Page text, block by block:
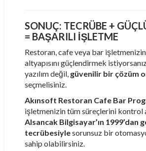
SONUÇ: TECRÜBE +
= BAŞARILI İŞLETME
Restoran, cafe veya bar
altyapısını güçlendirmek
yazılım değil, güvenilir bir çözüm
seçmelisiniz.
Akınsoft Restoran Cafe Bar
işletmenizin tüm süreçlerini kontrol
Alsancak Bilgisayar’ın 1999’dan
tecrübesiylesorunsuz bir
sahip olabilirsiniz.